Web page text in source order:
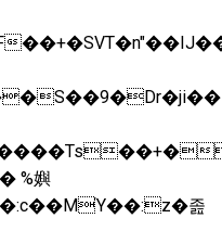
졾